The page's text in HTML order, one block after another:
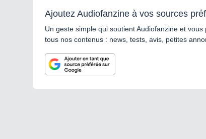
Ajoutez Audiofanzine à vos sources
Un geste simple qui soutient Audiofanzine et
tous nos contenus : news, tests, avis, petites